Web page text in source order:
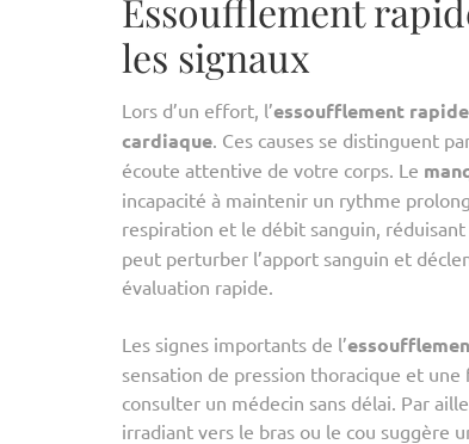
Essoufflement
les signaux
Lors d’un effort, l’essoufflement
cardiaque. Ces causes se distinguent
écoute attentive de votre corps. Le
incapacité à maintenir un rythme
respiration et le débit sanguin,
peut perturber l’apport sanguin et
évaluation rapide.
Les signes importants de l’
sensation de pression thoracique et
consulter un médecin sans délai. Par
irradiant vers le bras ou le cou suggère